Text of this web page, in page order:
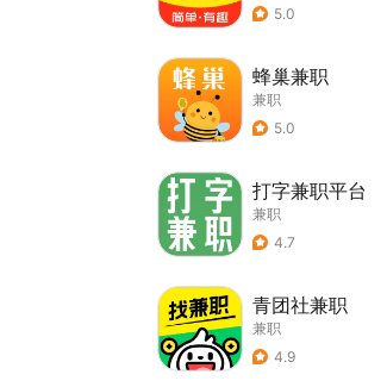
5.0
蜂巢兼职
兼职
5.0
打字兼职平台
兼职
4.7
青团社兼职
兼职
4.9